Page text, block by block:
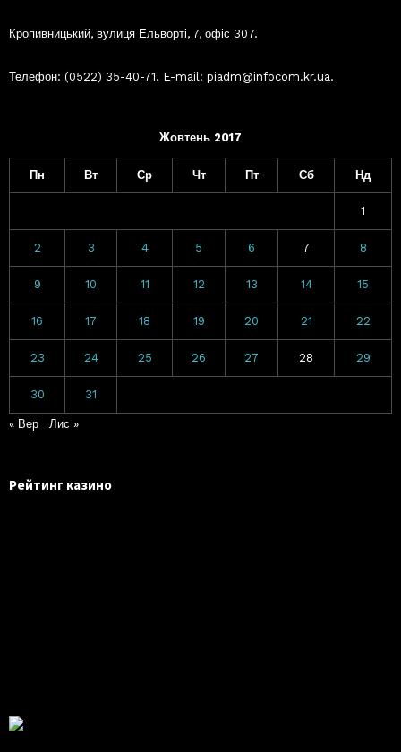
Кропивницький, вулиця Ельворті, 7, офіс 307.
Телефон: (0522) 35-40-71. E-mail: piadm@infocom.kr.ua.
Жовтень 2017
Пн Вт Ср Чт Пт Сб Нд
1
2 3 4 5 6 7 8
9 10 11 12 13 14 15
16 17 18 19 20 21 22
23 24 25 26 27 28 29
30 31
« Вер Лис »
Рейтинг казино